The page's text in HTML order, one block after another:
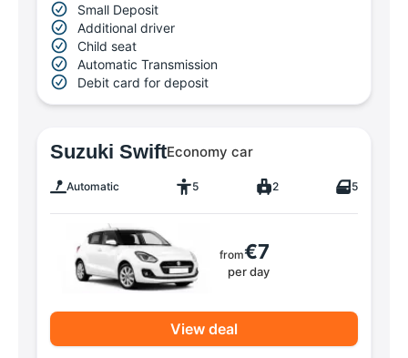
Small Deposit
Additional driver
Child seat
Automatic Transmission
Debit card for deposit
Suzuki SwiftEconomy car
Automatic 5 2 5
from€7
per day
View deal